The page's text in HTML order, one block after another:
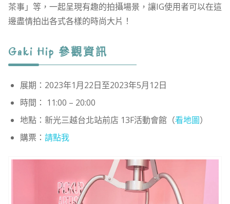
茶事」等，一起呈現有趣的拍攝場景，讓IG使用者可以在這
邊盡情拍出各式各樣的時尚大片！
Gaki Hip 參觀資訊
展期：2023年1月22日至2023年5月12日
時間： 11:00 – 20:00
地點：新光三越台北站前店 13F活動會館（看地圖）
購票： 請點我